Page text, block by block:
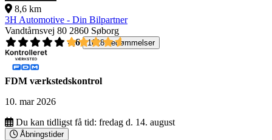
8,6 km
3H Automotive - Din Bilpartner
Vandtårnsvej 80 2860 Søborg
4,6
1618 bedømmelser
FDM værkstedskontrol
10. mar 2026
Du kan tidligst få tid: fredag d. 14. august
Åbningstider